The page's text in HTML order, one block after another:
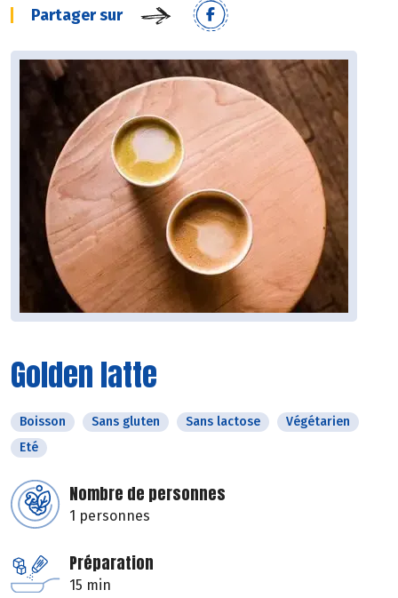
Partager sur
Golden latte
Boisson Sans gluten Sans lactose
Végétarien
Eté
Nombre de personnes
1 personnes
Préparation
15 min